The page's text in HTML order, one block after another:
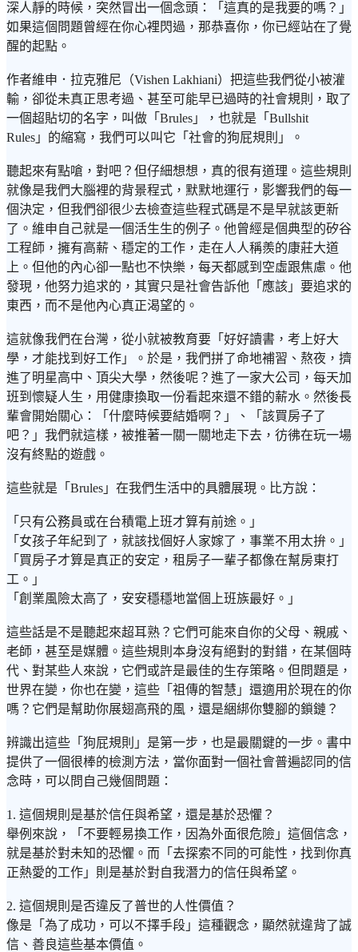
深人靜的時候，突然冒出一個念頭：「這真的是我要的嗎？」
如果這個問題曾經在你心裡閃過，那恭喜你，你已經站在了覺
醒的起點。
作者維申．拉克雅尼（Vishen Lakhiani）把這些我們從小被灌
輸，卻從未真正思考過、甚至可能早已過時的社會規則，取了
一個超貼切的名字，叫做「Brules」，也就是「Bullshit
Rules」的縮寫，我們可以叫它「社會的狗屁規則」。
聽起來有點嗆，對吧？但仔細想想，真的很有道理。這些規則
就像是我們大腦裡的背景程式，默默地運行，影響我們的每一
個決定，但我們卻很少去檢查這些程式碼是不是早就該更新
了。維申自己就是一個活生生的例子。他曾經是個典型的矽谷
工程師，擁有高薪、穩定的工作，走在人人稱羨的康莊大道
上。但他的內心卻一點也不快樂，每天都感到空虛跟焦慮。他
發現，他努力追求的，其實只是社會告訴他「應該」要追求的
東西，而不是他內心真正渴望的。
這就像我們在台灣，從小就被教育要「好好讀書，考上好大
學，才能找到好工作」。於是，我們拼了命地補習、熬夜，擠
進了明星高中、頂尖大學，然後呢？進了一家大公司，每天加
班到懷疑人生，用健康換取一份看起來還不錯的薪水。然後長
輩會開始關心：「什麼時候要結婚啊？」、「該買房子了
吧？」我們就這樣，被推著一關一關地走下去，彷彿在玩一場
沒有終點的遊戲。
這些就是「Brules」在我們生活中的具體展現。比方說：
「只有公務員或在台積電上班才算有前途。」
「女孩子年紀到了，就該找個好人家嫁了，事業不用太拚。」
「買房子才算是真正的安定，租房子一輩子都像在幫房東打
工。」
「創業風險太高了，安安穩穩地當個上班族最好。」
這些話是不是聽起來超耳熟？它們可能來自你的父母、親戚、
老師，甚至是媒體。這些規則本身沒有絕對的對錯，在某個時
代、對某些人來說，它們或許是最佳的生存策略。但問題是，
世界在變，你也在變，這些「祖傳的智慧」還適用於現在的你
嗎？它們是幫助你展翅高飛的風，還是綑綁你雙腳的鎖鏈？
辨識出這些「狗屁規則」是第一步，也是最關鍵的一步。書中
提供了一個很棒的檢測方法，當你面對一個社會普遍認同的信
念時，可以問自己幾個問題：
1. 這個規則是基於信任與希望，還是基於恐懼？
舉例來說，「不要輕易換工作，因為外面很危險」這個信念，
就是基於對未知的恐懼。而「去探索不同的可能性，找到你真
正熱愛的工作」則是基於對自我潛力的信任與希望。
2. 這個規則是否違反了普世的人性價值？
像是「為了成功，可以不擇手段」這種觀念，顯然就違背了誠
信、善良這些基本價值。